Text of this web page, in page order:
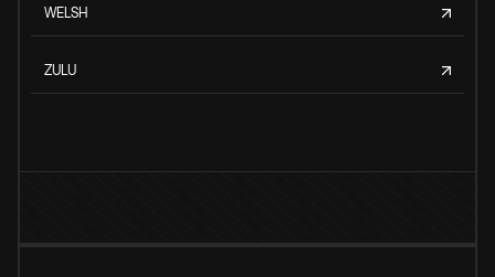
WELSH
ZULU